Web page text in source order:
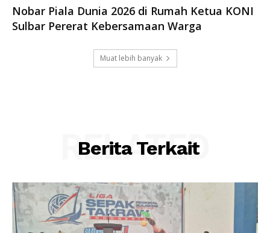
Nobar Piala Dunia 2026 di Rumah Ketua KONI
Sulbar Pererat Kebersamaan Warga
Muat lebih banyak
Berita Terkait
RELATED